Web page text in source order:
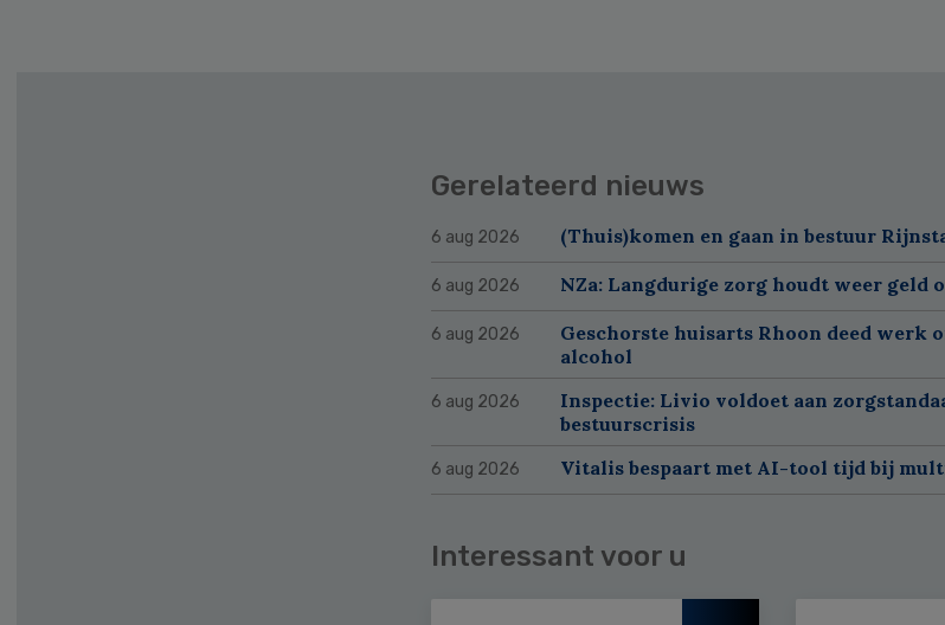
Gerelateerd nieuws
6 aug 2026 (Thuis)komen en gaan in bestuur
6 aug 2026 NZa: Langdurige zorg houdt weer geld
6 aug 2026
Geschorste huisarts Rhoon deed werk
alcohol
6 aug 2026
Inspectie: Livio voldoet aan
bestuurscrisis
6 aug 2026 Vitalis bespaart met AI-tool tijd bij
Interessant voor u